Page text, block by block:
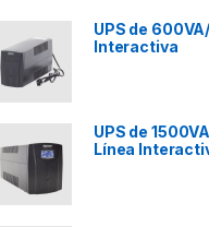
UPS de
Interactiva
UPS de
Línea